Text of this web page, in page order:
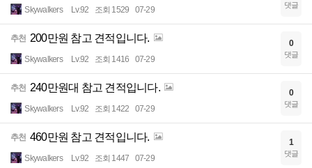
Skywalkers Lv.92 조회 1529 07-29 댓글
추천 200만원 참고 견적입니다.
Skywalkers Lv.92 조회 1416 07-29
0
댓글
추천 240만원대 참고 견적입니다.
Skywalkers Lv.92 조회 1422 07-29
0
댓글
추천 460만원 참고 견적입니다.
Skywalkers Lv.92 조회 1447 07-29
1
댓글